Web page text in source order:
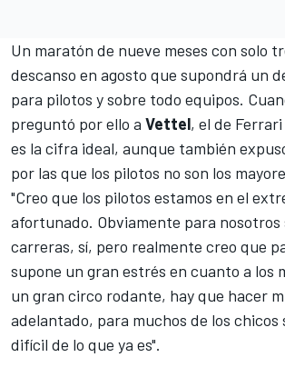
Un maratón de nueve meses con solo
descanso en agosto que supondrá un
para pilotos y sobre todo equipos.
preguntó por ello a Vettel, el de Ferrari
es la cifra ideal, aunque también
por las que los pilotos no son los
"Creo que los pilotos estamos en el
afortunado. Obviamente para nosotros
carreras, sí, pero realmente creo que
supone un gran estrés en cuanto a los
un gran circo rodante, hay que hacer
adelantado, para muchos de los chicos
difícil de lo que ya es".